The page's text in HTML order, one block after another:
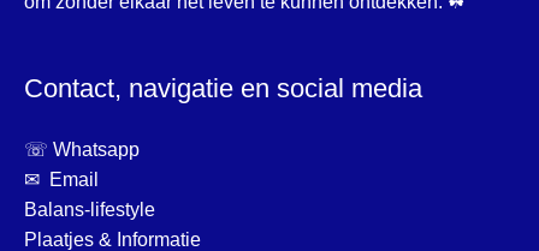
Contact, navigatie en social media
☏ Whatsapp
✉ Email
Balans-lifestyle
Plaatjes & Informatie